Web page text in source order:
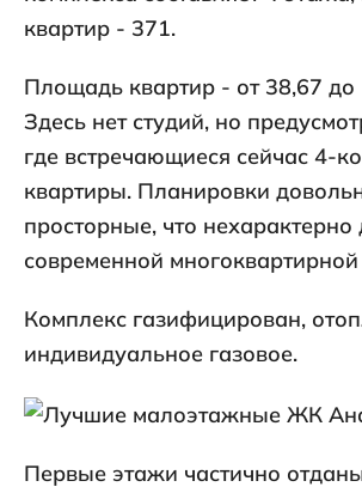
квартир - 371.
Площадь квартир - от 38,67 до
Здесь нет студий, но
где встречающиеся сейчас 4-
квартиры. Планировки
просторные, что нехарактерно
современной многоквартирной
Комплекс газифицирован,
индивидуальное газовое.
Первые этажи частично